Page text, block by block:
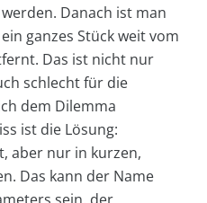
Danach ist man
ganzes Stück weit vom
Das ist nicht nur
schlecht für die
dem Dilemma
ist die Lösung:
aber nur in kurzen,
Das kann der Name